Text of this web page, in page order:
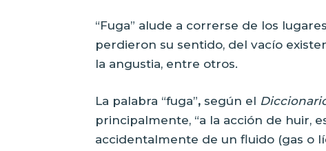
“Fuga” alude a correrse de los
perdieron su sentido, del vacío
la angustia, entre otros.
La palabra “fuga”, según el
principalmente, “a la acción de huir,
accidentalmente de un fluido (gas o